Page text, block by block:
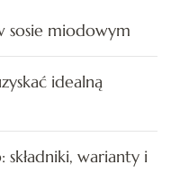
sosie miodowym
idealną
warianty i